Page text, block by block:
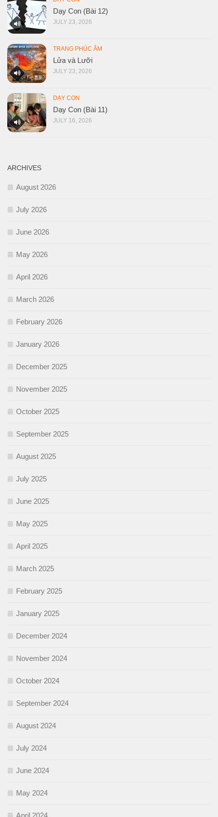
Dạy Con (Bài 12)
JULY 23, 2026
TRANG PHÚC ÂM
Lửa và Lưỡi
JULY 23, 2026
DẠY CON
Dạy Con (Bài 11)
JULY 16, 2026
ARCHIVES
August 2026
July 2026
June 2026
May 2026
April 2026
March 2026
February 2026
January 2026
December 2025
November 2025
October 2025
September 2025
August 2025
July 2025
June 2025
May 2025
April 2025
March 2025
February 2025
January 2025
December 2024
November 2024
October 2024
September 2024
August 2024
July 2024
June 2024
May 2024
April 2024